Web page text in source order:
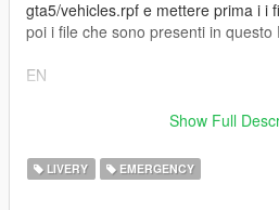
gta5/vehicles.rpf e mettere prima i i
poi i file che sono presenti in questo
EN
Install the original model first: https://
Go to the following file path: GTAV /
Show Full
LIVERY EMERGENCY